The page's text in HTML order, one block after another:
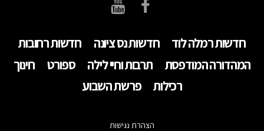
חדשות רמלה לוד חדשות נס ציונה
חדשות רחובות
המהדורה המודפסת
תרבות וחיי לילה ספורט
חינוך
רכילות
פרשת השבוע
הצהרת נגישות